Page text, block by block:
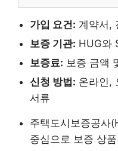
가입 요건: 계약서,
보증 기관: HUG와
보증료: 보증 금액
신청 방법: 온라인,
서류
주택도시보증공사
중심으로 보증 상